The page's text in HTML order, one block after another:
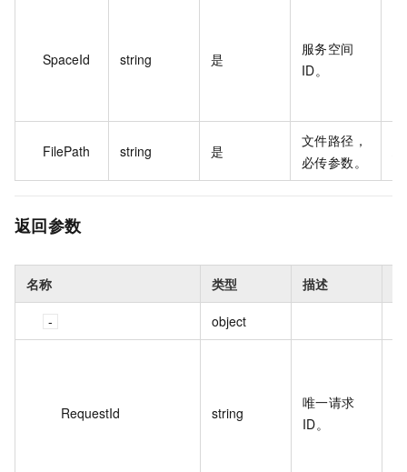
SpaceId string 是
服务空间
ID。
FilePath string 是
文件路径，
必传参数。
返回参数
名称 类型 描述
object
RequestId string
唯一请求
ID。